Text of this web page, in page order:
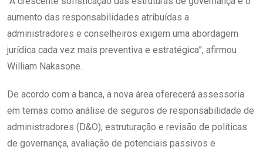
aumento das responsabilidades atribuídas a
administradores e conselheiros exigem uma abordagem
jurídica cada vez mais preventiva e estratégica”, afirmou
William Nakasone.
De acordo com a banca, a nova área oferecerá assessoria
em temas como análise de seguros de responsabilidade de
administradores (D&O), estruturação e revisão de políticas
de governança, avaliação de potenciais passivos e